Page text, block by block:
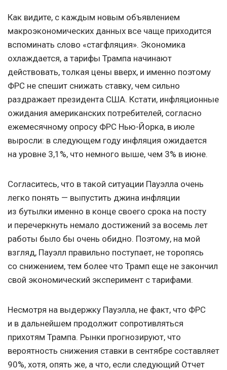
Как видите, с каждым новым объявлением
макроэкономических данных все чаще приходится
вспоминать слово «стагфляция». Экономика
охлаждается, а тарифы Трампа начинают
действовать, толкая цены вверх, и именно поэтому
ФРС не спешит снижать ставку, чем сильно
раздражает президента США. Кстати, инфляционные
ожидания американских потребителей, согласно
ежемесячному опросу ФРС Нью-Йорка, в июле
выросли: в следующем году инфляция ожидается
на уровне 3,1%, что немного выше, чем 3% в июне.
Согласитесь, что в такой ситуации Пауэлла очень
легко понять — выпустить джина инфляции
из бутылки именно в конце своего срока на посту
и перечеркнуть немало достижений за восемь лет
работы было бы очень обидно. Поэтому, на мой
взгляд, Пауэлл правильно поступает, не торопясь
со снижением, тем более что Трамп еще не закончил
свой экономический эксперимент с тарифами.
Несмотря на выдержку Пауэлла, не факт, что ФРС
и в дальнейшем продолжит сопротивляться
прихотям Трампа. Рынки прогнозируют, что
вероятность снижения ставки в сентябре составляет
90%, хотя, опять же, а что, если следующий Отчет